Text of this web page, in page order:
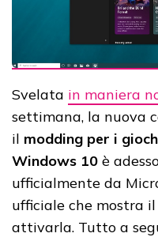
Svelata in maniera
settimana, la nuova
il modding per i
Windows 10 è
ufficialmente da
ufficiale che mostra
attivarla. Tutto a